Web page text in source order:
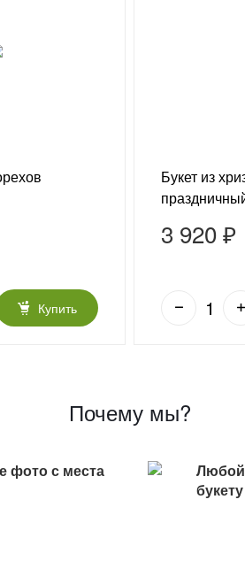
Купить
Букет из
3 920 ₽
Почему мы?
фото с места
Любой
букету